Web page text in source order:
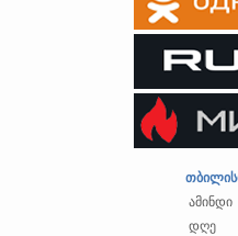
ამინდი
დღე